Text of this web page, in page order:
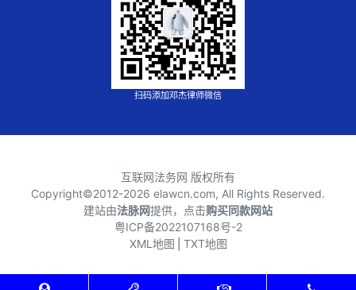
扫码添加邓杰律师微信
互联网法务网 版权所有
Copyright©2012-2026 elawcn.com, All Rights Reserved.
建站由法脉网提供，点击购买同款网站
粤ICP备2022107168号-2
XML地图 TXT地图